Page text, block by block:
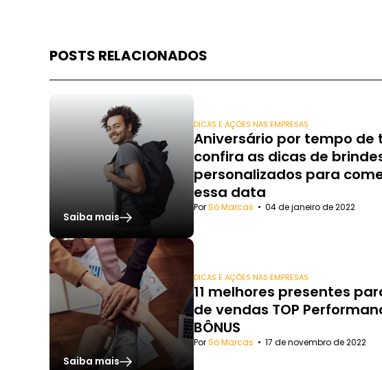
POSTS RELACIONADOS
Saiba mais
DICAS E AÇÕES NAS EMPRESAS
Aniversário por tempo de
confira as dicas de
personalizados para
essa data
PorSó Marcas • 04 de janeiro de 2022
Saiba mais
DICAS E AÇÕES NAS EMPRESAS
11 melhores presentes
de vendas TOP
BÔNUS
PorSó Marcas • 17 de novembro de 2022